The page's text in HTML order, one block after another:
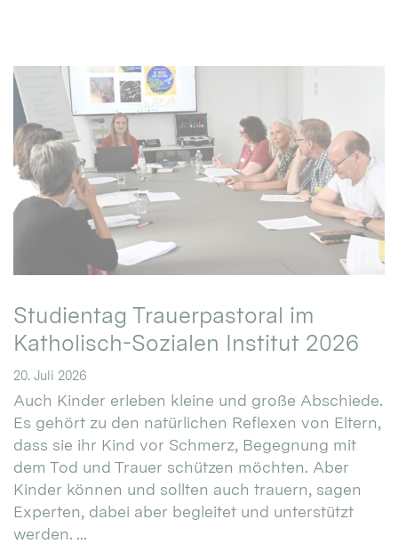
Studientag Trauerpastoral im
Katholisch-Sozialen Institut 2026
20. Juli 2026
Auch Kinder erleben kleine und große Abschiede.
Es gehört zu den natürlichen Reflexen von Eltern,
dass sie ihr Kind vor Schmerz, Begegnung mit
dem Tod und Trauer schützen möchten. Aber
Kinder können und sollten auch trauern, sagen
Experten, dabei aber begleitet und unterstützt
werden. ...